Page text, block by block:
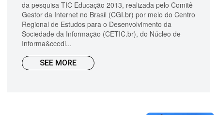
da pesquisa TIC Educação 2013, realizada pelo Comitê
Gestor da Internet no Brasil (CGI.br) por meio do Centro
Regional de Estudos para o Desenvolvimento da
Sociedade da Informação (CETIC.br), do Núcleo de
Informa&ccedi...
SEE MORE